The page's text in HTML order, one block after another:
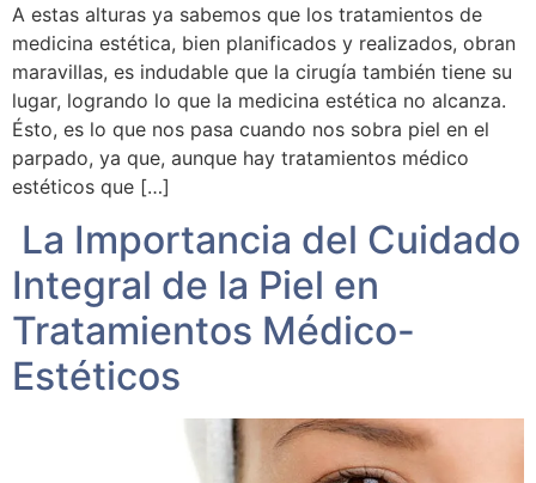
A estas alturas ya sabemos que los tratamientos de
medicina estética, bien planificados y realizados, obran
maravillas, es indudable que la cirugía también tiene su
lugar, logrando lo que la medicina estética no alcanza.
Ésto, es lo que nos pasa cuando nos sobra piel en el
parpado, ya que, aunque hay tratamientos médico
estéticos que […]
La Importancia del Cuidado
Integral de la Piel en
Tratamientos Médico-
Estéticos